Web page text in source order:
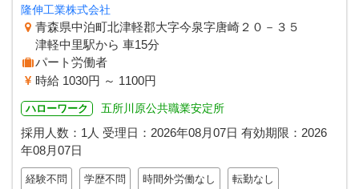
隆伸工業株式会社
青森県中泊町北津軽郡大字今泉字唐崎２０－３５
津軽中里駅から 車15分
パート労働者
時給 1030円 ～ 1100円
ハローワーク 五所川原公共職業安定所
採用人数：1人 受理日： 2026年08月07日 有効期限： 2026
年08月07日
経験不問 学歴不問 時間外労働なし 転勤なし